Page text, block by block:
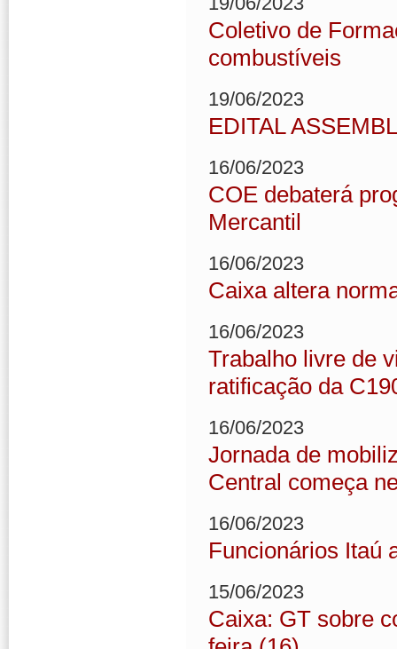
Coletivo de
combustíveis
19/06/2023
EDITAL
16/06/2023
COE debaterá
Mercantil
16/06/2023
Caixa altera
16/06/2023
Trabalho livre de
ratificação da
16/06/2023
Jornada de
Central começa
16/06/2023
Funcionários Itaú
15/06/2023
Caixa: GT sobre